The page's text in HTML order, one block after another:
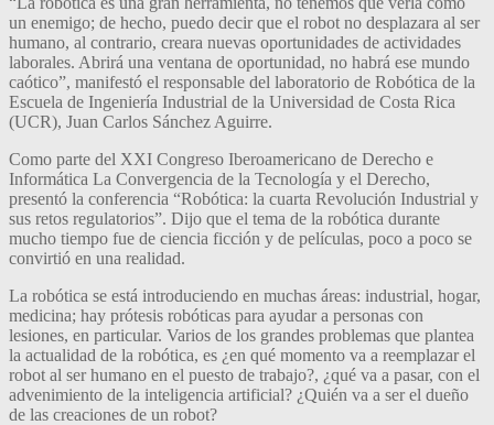
un enemigo; de hecho, puedo decir que el robot no desplazara al ser
humano, al contrario, creara nuevas oportunidades de actividades
laborales. Abrirá una ventana de oportunidad, no habrá ese mundo
caótico”, manifestó el responsable del laboratorio de Robótica de la
Escuela de Ingeniería Industrial de la Universidad de Costa Rica
(UCR), Juan Carlos Sánchez Aguirre.
Como parte del XXI Congreso Iberoamericano de Derecho e
Informática La Convergencia de la Tecnología y el Derecho,
presentó la conferencia “Robótica: la cuarta Revolución Industrial y
sus retos regulatorios”. Dijo que el tema de la robótica durante
mucho tiempo fue de ciencia ficción y de películas, poco a poco se
convirtió en una realidad.
La robótica se está introduciendo en muchas áreas: industrial, hogar,
medicina; hay prótesis robóticas para ayudar a personas con
lesiones, en particular. Varios de los grandes problemas que plantea
la actualidad de la robótica, es ¿en qué momento va a reemplazar el
robot al ser humano en el puesto de trabajo?, ¿qué va a pasar, con el
advenimiento de la inteligencia artificial? ¿Quién va a ser el dueño
de las creaciones de un robot?